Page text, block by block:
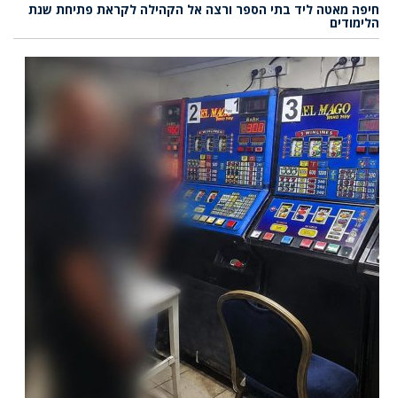
חיפה מאטה ליד בתי הספר ורצה אל הקהילה לקראת פתיחת שנת
הלימודים